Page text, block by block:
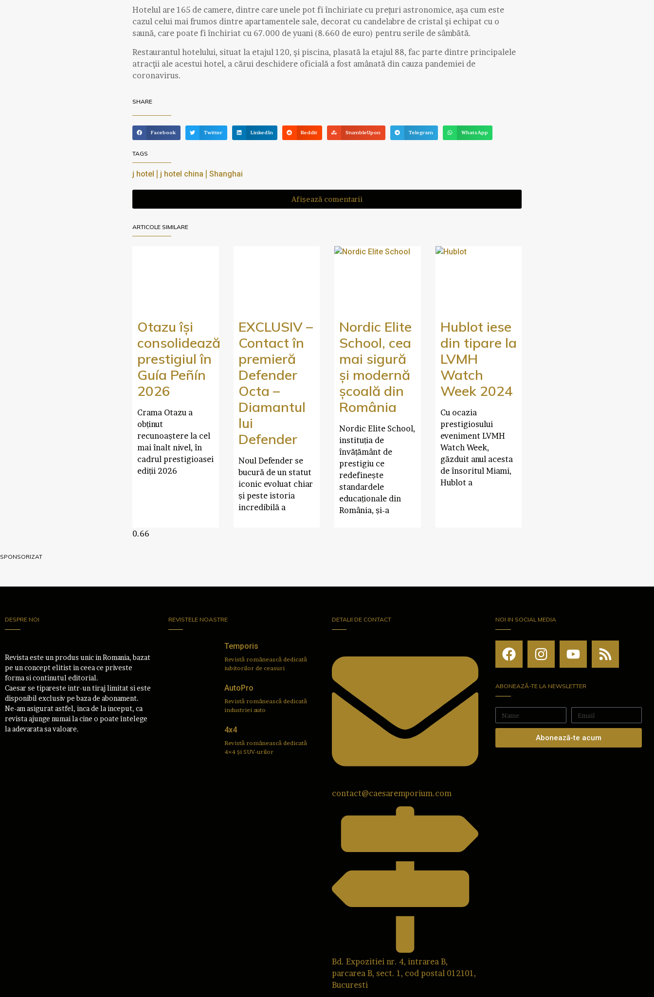
Hotelul are 165 de camere, dintre care unele pot fi închiriate cu preţuri astronomice, aşa cum este
cazul celui mai frumos dintre apartamentele sale, decorat cu candelabre de cristal şi echipat cu o
saună, care poate fi închiriat cu 67.000 de yuani (8.660 de euro) pentru serile de sâmbătă.
Restaurantul hotelului, situat la etajul 120, şi piscina, plasată la etajul 88, fac parte dintre principalele
atracţii ale acestui hotel, a cărui deschidere oficială a fost amânată din cauza pandemiei de
coronavirus.
SHARE
Facebook Twitter LinkedIn Reddit StumbleUpon Telegram WhatsApp
TAGS
j hotel | j hotel china | Shanghai
Afișează comentarii
ARTICOLE SIMILARE
Otazu își
consolidează
prestigiul în
Guía Peñín
2026
Crama Otazu a
obținut
recunoaștere la cel
mai înalt nivel, în
cadrul prestigioasei
ediții 2026
EXCLUSIV –
Contact în
premieră
Defender
Octa –
Diamantul
lui
Defender
Noul Defender se
bucură de un statut
iconic evoluat chiar
și peste istoria
incredibilă a
Nordic Elite
School, cea
mai sigură
și modernă
școală din
România
Nordic Elite School,
instituția de
învățământ de
prestigiu ce
redefinește
standardele
educaționale din
România, și-a
Hublot iese
din tipare la
LVMH
Watch
Week 2024
Cu ocazia
prestigiosului
eveniment LVMH
Watch Week,
găzduit anul acesta
de însoritul Miami,
Hublot a
SPONSORIZAT
DESPRE NOI
Revista este un produs unic in Romania, bazat
pe un concept elitist in ceea ce priveste
forma si continutul editorial.
Caesar se tipareste intr-un tiraj limitat si este
disponibil exclusiv pe baza de abonament.
Ne-am asigurat astfel, inca de la inceput, ca
revista ajunge numai la cine o poate întelege
la adevarata sa valoare.
REVISTELE NOASTRE
Temporis
Revistă românească dedicată
iubitorilor de ceasuri
AutoPro
Revistă românească dedicată
industriei auto
4x4
Revistă românească dedicată
4×4 și SUV-urilor
DETALII DE CONTACT
contact@caesaremporium.com
Bd. Expozitiei nr. 4, intrarea B,
parcarea B, sect. 1, cod postal 012101,
Bucuresti
NOI IN SOCIAL MEDIA
ABONEAZĂ-TE LA NEWSLETTER
Abonează-te acum